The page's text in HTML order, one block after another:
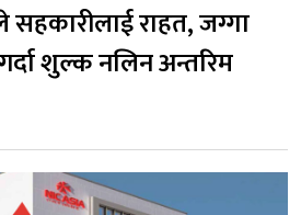
राहत, जग्गा
शुल्क नलिन अन्तरिम